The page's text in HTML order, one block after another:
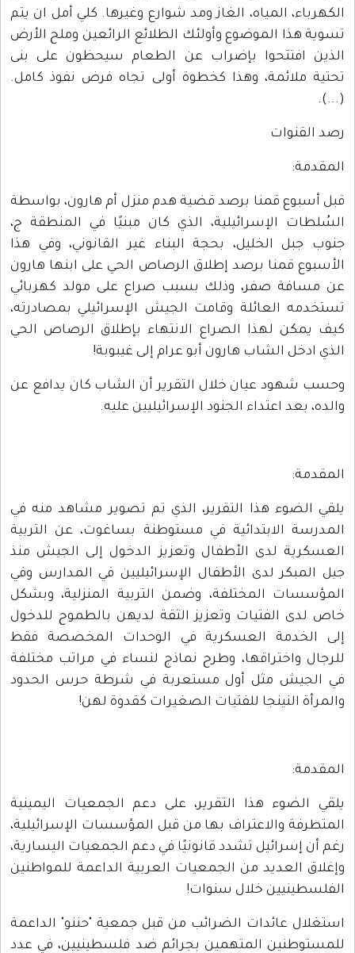
الكهرباء، المياه، الغاز ومد شوارع وغيرها. كلي أمل ان يتم
تسوية هذا الموضوع وأولئك الطلائع الرائعين وملح الأرض
الذين افتتحوا بإضراب عن الطعام سيحظون على بنى
تحتية ملائمة، وهذا كخطوة أولى تجاه فرض نفوذ كامل.
(...).
رصد القنوات
المقدمة:
قبل أسبوع قمنا برصد قضية هدم منزل أم هارون، بواسطة
السُلطات الإسرائيلية، الذي كان مبنيًا في المنطقة ج،
جنوب جبل الخليل، بحجة البناء غير القانوني، وفي هذا
الأسبوع قمنا برصد إطلاق الرصاص الحي على ابنها هارون
عن مسافة صفر، وذلك بسبب صراع على مولد كهربائي
تستخدمه العائلة وقامت الجيش الإسرائيلي بمصادرته،
كيف يمكن لهذا الصراع الانتهاء بإطلاق الرصاص الحي
الذي ادخل الشاب هارون أبو عرام إلى غيبوبة!
وحسب شهود عيان خلال التقرير أن الشاب كان يدافع عن
والده، بعد اعتداء الجنود الإسرائيليين عليه.
المقدمة:
يلقي الضوء هذا التقرير، الذي تم تصوير مشاهد منه في
المدرسة الابتدائية في مستوطنة بساغوت، عن التربية
العسكرية لدى الأطفال وتعزيز الدخول إلى الجيش منذ
جيل المبكر لدى الأطفال الإسرائيليين في المدارس وفي
المؤسسات المختلفة، وضمن التربية المنزلية، وبشكل
خاص لدى الفتيات وتعزيز الثقة لديهن بالطموح للدخول
إلى الخدمة العسكرية في الوحدات المخصصة فقط
للرجال واختراقها، وطرح نماذج لنساء في مراتب مختلفة
في الجيش مثل أول مستعربة في شرطة حرس الحدود
والمرأة النينجا للفتيات الصغيرات كقدوة لهن!
المقدمة:
يلقي الضوء هذا التقرير، على دعم الجمعيات اليمينية
المتطرفة والاعتراف بها من قبل المؤسسات الإسرائيلية،
رغم أن إسرائيل تشدد قانونيًا في دعم الجمعيات اليسارية،
وإغلاق العديد من الجمعيات العربية الداعمة للمواطنين
الفلسطينيين خلال سنوات!
استغلال عائدات الضرائب من قبل جمعية "حننو" الداعمة
للمستوطنين المتهمين بجرائم ضد فلسطينيين، في عدد